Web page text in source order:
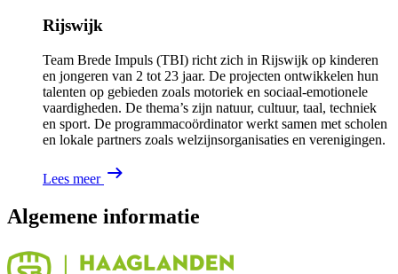
Rijswijk
Team Brede Impuls (TBI) richt zich in Rijswijk op kinderen
en jongeren van 2 tot 23 jaar. De projecten ontwikkelen hun
talenten op gebieden zoals motoriek en sociaal-emotionele
vaardigheden. De thema’s zijn natuur, cultuur, taal, techniek
en sport. De programmacoördinator werkt samen met scholen
en lokale partners zoals welzijnsorganisaties en verenigingen.
Lees meer
Algemene informatie